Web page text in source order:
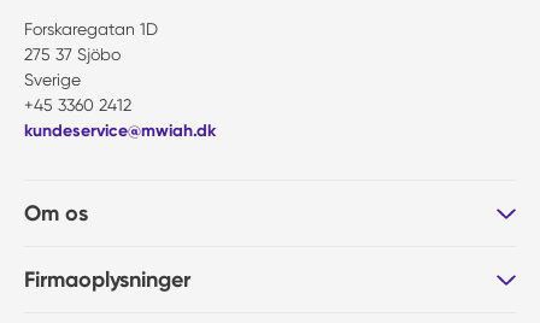
Forskaregatan 1D
275 37 Sjöbo
Sverige
+45 3360 2412
kundeservice@mwiah.dk
Om os
Firmaoplysninger